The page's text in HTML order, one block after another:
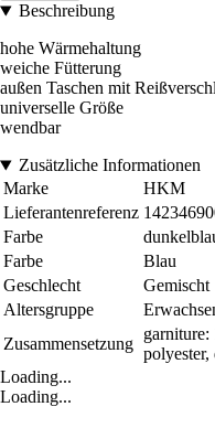
Beschreibung
hohe Wärmehaltung
weiche Fütterung
außen Taschen mit
universelle Größe
wendbar
Zusätzliche Informationen
Marke
HKM
Lieferantenreferenz
Farbe
Farbe
Blau
Geschlecht
Gemischt
Altersgruppe
Zusammensetzung
garniture:
polyester,
Loading...
Loading...